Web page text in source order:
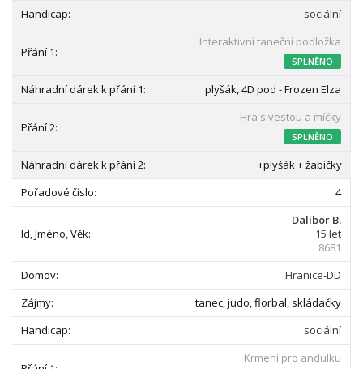
sociální
Interaktivní taneční podložka
SPLNĚNO
plyšák, 4D pod - Frozen Elza
Hra s vestou a míčky
SPLNĚNO
+plyšák + žabičky
4
Dalibor B.
15 let
8681
Hranice-DD
tanec, judo, florbal, skládačky
sociální
Krmení pro andulku